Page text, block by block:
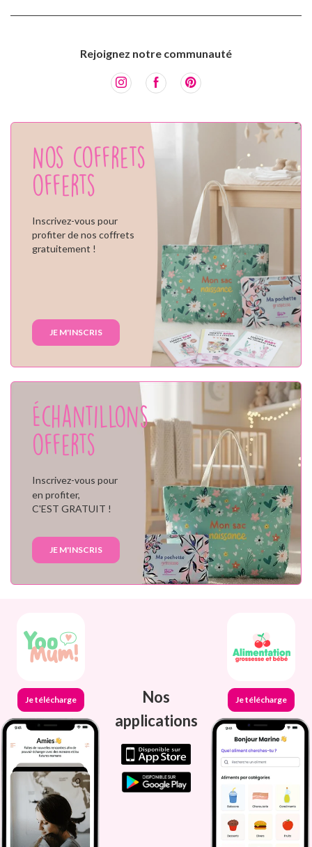
Rejoignez notre communauté
Nos coffrets
offerts
Inscrivez-vous pour
profiter de nos coffrets
gratuitement !
JE M'INSCRIS
Échantillons
offerts
Inscrivez-vous pour
en profiter,
C'EST GRATUIT !
JE M'INSCRIS
Je télécharge
Nos
applications
Je télécharge